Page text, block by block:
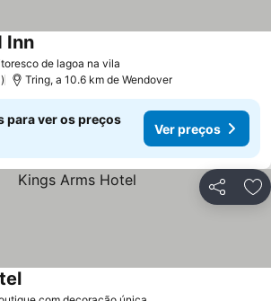
de lagoa na vila
Inn
Tring, a 10.6 km de Wendover
para ver os preços
Ver preços
Partilhar